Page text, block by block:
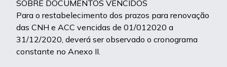
SOBRE DOCUMENTOS VENCIDOS
Para o restabelecimento dos prazos para renovação
das CNH e ACC vencidas de 01/012020 a
31/12/2020, deverá ser observado o cronograma
constante no Anexo II.